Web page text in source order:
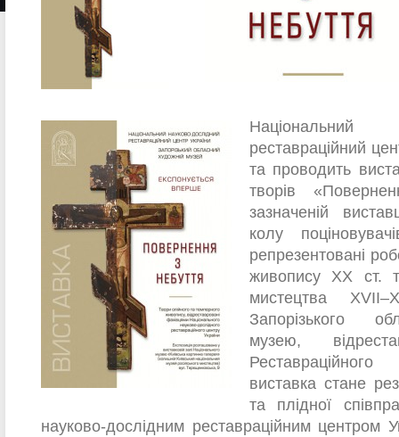
Національний
реставраційний
та проводить
творів
зазначеній
колу
репрезентовані
живопису ХХ ст.
мистецтва
Запорізького
музею,
виставка стане
та плідної
науково-дослідним реставраційним центром